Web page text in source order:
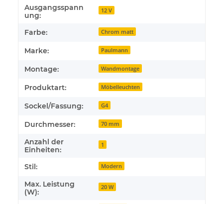
Produkteigenschaft
Wert
Ausgangsspann
ung:
12 V
Farbe: Chrom matt
Marke: Paulmann
Montage: Wandmontage
Produktart: Möbelleuchten
Sockel/Fassung: G4
Durchmesser: 70 mm
Anzahl der
Einheiten:
1
Stil: Modern
Max. Leistung
(W):
20 W